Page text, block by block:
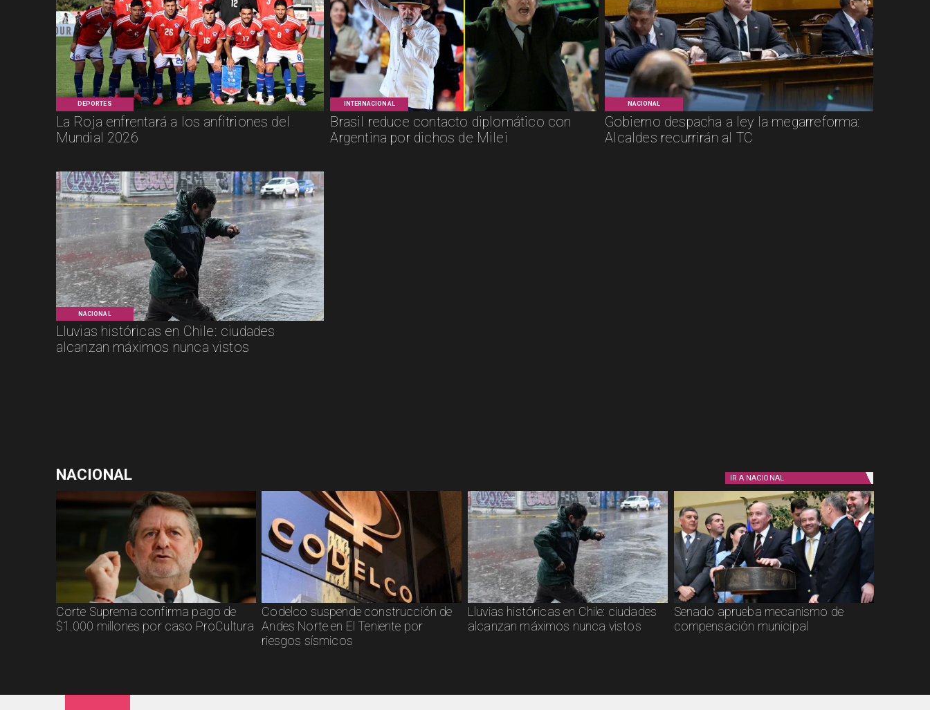
DEPORTES
La Roja enfrentará a los anfitriones del
Mundial 2026
INTERNACIONAL
Brasil reduce contacto diplomático con
Argentina por dichos de Milei
NACIONAL
Gobierno despacha a ley la megarreforma:
Alcaldes recurrirán al TC
NACIONAL
Lluvias históricas en Chile: ciudades
alcanzan máximos nunca vistos
NACIONAL IR A NACIONAL
Corte Suprema confirma pago de
$1.000 millones por caso ProCultura
Codelco suspende construcción de
Andes Norte en El Teniente por
riesgos sísmicos
Lluvias históricas en Chile: ciudades
alcanzan máximos nunca vistos
Senado aprueba mecanismo de
compensación municipal